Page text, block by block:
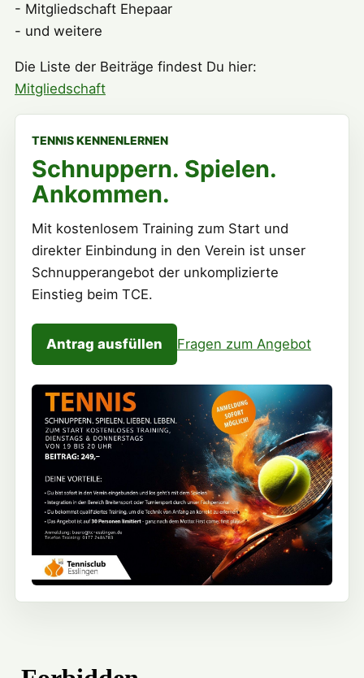
- Mitgliedschaft Ehepaar
- und weitere
Die Liste der Beiträge findest Du hier:
Mitgliedschaft
TENNIS KENNENLERNEN
Schnuppern. Spielen.
Ankommen.
Mit kostenlosem Training zum Start und
direkter Einbindung in den Verein ist unser
Schnupperangebot der unkomplizierte
Einstieg beim TCE.
Antrag ausfüllen Fragen zum Angebot